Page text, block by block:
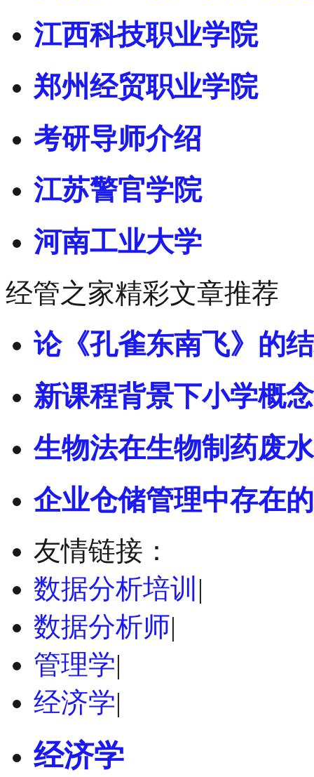
江西科技职业学院
郑州经贸职业学院
考研导师介绍
江苏警官学院
河南工业大学
经管之家精彩文章推荐
论《孔雀东南飞》的
新课程背景下小学概
生物法在生物制药废
企业仓储管理中存在
友情链接：
数据分析培训 |
数据分析师|
管理学|
经济学|
经济学